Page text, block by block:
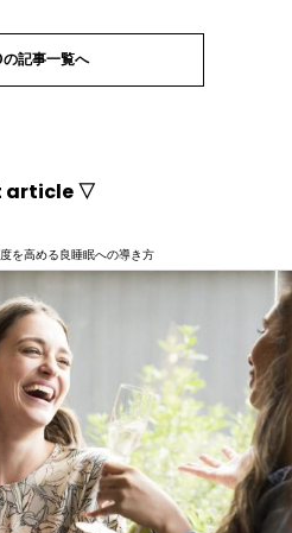
の記事一覧へ
article ▽
を高める良睡眠への導き方